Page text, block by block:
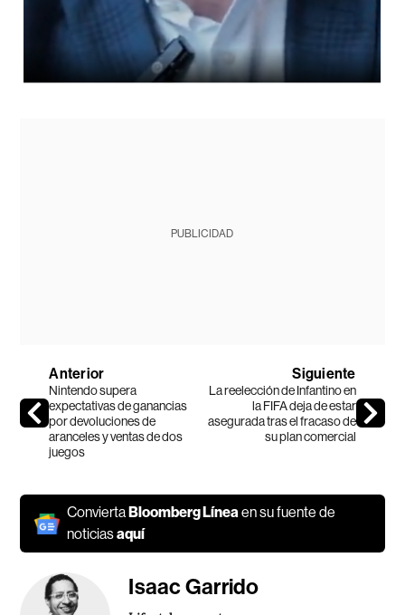
PUBLICIDAD
Anterior
Nintendo supera
expectativas de ganancias
por devoluciones de
aranceles y ventas de dos
juegos
Siguiente
La reelección de Infantino en
la FIFA deja de estar
asegurada tras el fracaso de
su plan comercial
Convierta Bloomberg Líneaen su fuente de
noticiasaquí
Isaac Garrido